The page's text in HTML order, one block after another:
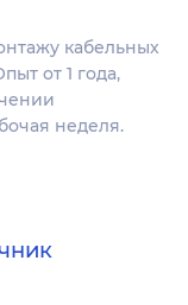
кабельных
от 1 года,
неделя.